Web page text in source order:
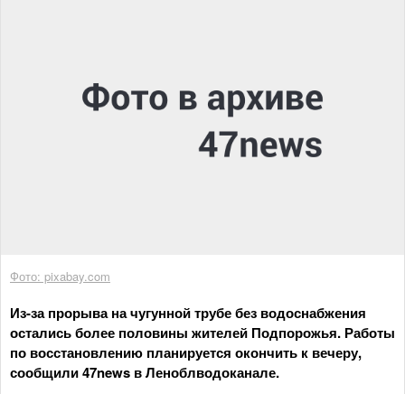
Фото: pixabay.com
Из-за прорыва на чугунной трубе без водоснабжения
остались более половины жителей Подпорожья. Работы
по восстановлению планируется окончить к вечеру,
сообщили 47news в Леноблводоканале.